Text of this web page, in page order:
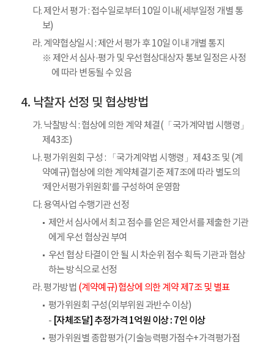
다. 제안서 평가 : 접수일로부터 10일 이내(세부일정 개별 통
보)
라. 계약협상일시 : 제안서 평가 후 10일 이내 개별 통지
※ 제안서 심사·평가 및 우선협상대상자 통보 일정은 사정
에 따라 변동될 수 있음
낙찰자 선정 및 협상방법
가. 낙찰방식 : 협상에 의한 계약 체결(「국가계약법 시행령」
제43조)
나. 평가위원회 구성 : 「국가계약법 시행령」제43조 및 (계
약예규)협상에 의한 계약체결기준 제7조에 따라 별도의
‘제안서평가위원회’를 구성하여 운영함
다. 용역사업 수행기관 선정
제안서 심사에서 최고 점수를 얻은 제안서를 제출한 기관
에게 우선 협상권 부여
우선 협상 타결이 안 될 시 차순위 점수 획득 기관과 협상
하는 방식으로 선정
라. 평가방법 (계약예규)협상에 의한 계약 제7조 및 별표
평가위원회 구성(외부위원 과반수 이상)
- [자체조달] 추정가격 1억원 이상 : 7인 이상
평가위원별 종합평가(기술능력평가점수+가격평가점